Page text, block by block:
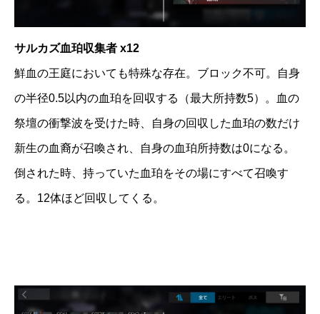
サルカズ血珀収集者 x12
鮮血の王庭においても特殊な存在。ブロック不可。自身
の半径0.5以内の血珀を回収する（最大所持数5）。血の
祭壇の衝撃波を受けた時、自身の回収した血珀の数だけ
新生の血裔が召喚され、自身の血珀所持数は0になる。
倒された時、持っていた血珀をその場にすべて召喚す
る。12体ほど回収してくる。